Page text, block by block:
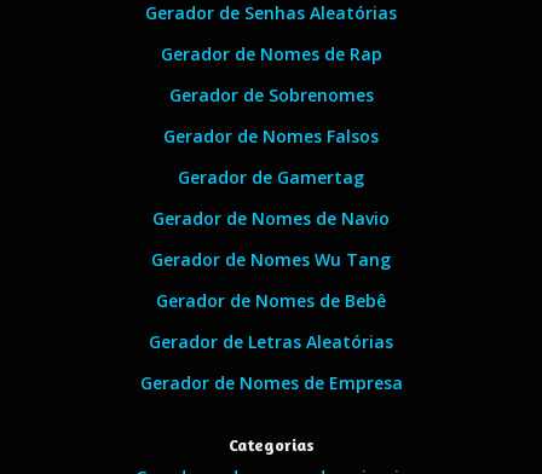
Gerador de Senhas Aleatórias
Gerador de Nomes de Rap
Gerador de Sobrenomes
Gerador de Nomes Falsos
Gerador de Gamertag
Gerador de Nomes de Navio
Gerador de Nomes Wu Tang
Gerador de Nomes de Bebê
Gerador de Letras Aleatórias
Gerador de Nomes de Empresa
Categorias